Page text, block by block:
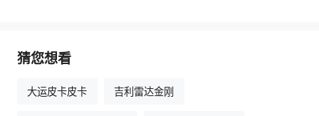
猜您想看
大运皮卡皮卡 吉利雷达金刚